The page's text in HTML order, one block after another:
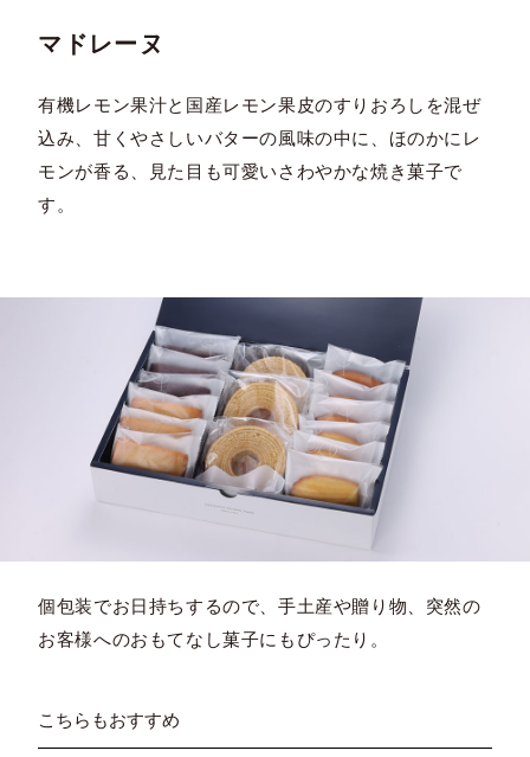
マドレーヌ
有機レモン果汁と国産レモン果皮のすりおろしを混ぜ
込み、甘くやさしいバターの風味の中に、ほのかにレ
モンが香る、見た目も可愛いさわやかな焼き菓子で
す。
個包装でお日持ちするので、手土産や贈り物、突然の
お客様へのおもてなし菓子にもぴったり。
こちらもおすすめ